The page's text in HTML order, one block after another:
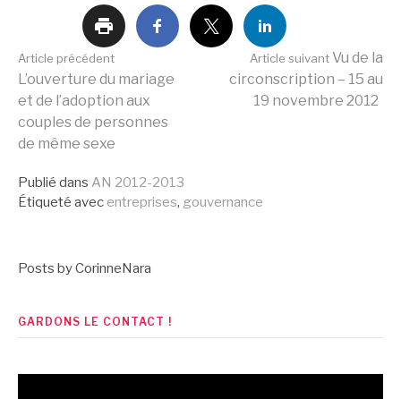
Lire
la
suite
Article précédent
L’ouverture du mariage
et de l’adoption aux
couples de personnes
de même sexe
Article suivant Vu de la
circonscription – 15 au
19 novembre 2012
Publié dans AN 2012-2013
Étiqueté avec entreprises, gouvernance
Posts by CorinneNara
GARDONS LE CONTACT !